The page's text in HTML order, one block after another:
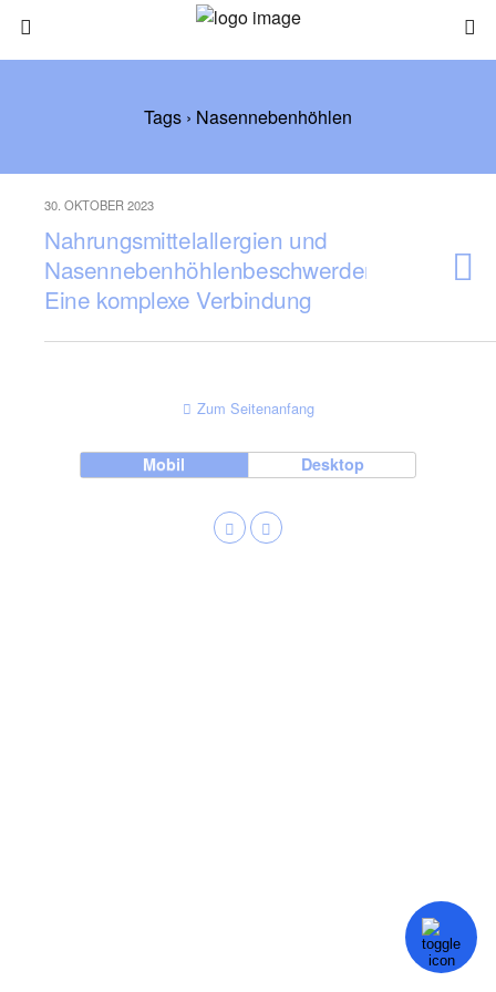
Tags › Nasennebenhöhlen
30. OKTOBER 2023
Nahrungsmittelallergien und
Nasennebenhöhlenbeschwerden:
Eine komplexe Verbindung
Zum Seitenanfang
Mobil Desktop